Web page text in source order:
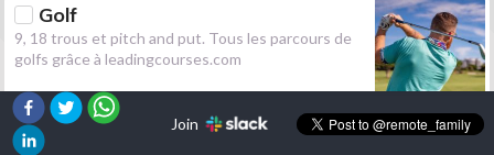
Golf
9, 18 trous et pitch and put. Tous les parcours de
golfs grâce à leadingcourses.com
Randonnée
Join